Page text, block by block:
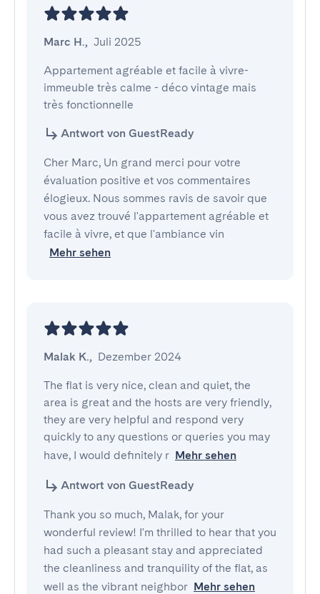
Marc H., Juli 2025
Appartement agréable et facile à vivre-
immeuble très calme - déco vintage mais
très fonctionnelle
Antwort von GuestReady
Cher Marc, Un grand merci pour votre
évaluation positive et vos commentaires
élogieux. Nous sommes ravis de savoir que
vous avez trouvé l'appartement agréable et
facile à vivre, et que l'ambiance vin
Mehr sehen
Malak K., Dezember 2024
The flat is very nice, clean and quiet, the
area is great and the hosts are very friendly,
they are very helpful and respond very
quickly to any questions or queries you may
have, I would definitely r Mehr sehen
Antwort von GuestReady
Thank you so much, Malak, for your
wonderful review! I'm thrilled to hear that you
had such a pleasant stay and appreciated
the cleanliness and tranquility of the flat, as
well as the vibrant neighbor Mehr sehen